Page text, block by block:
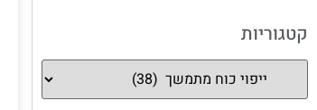
קטגוריות